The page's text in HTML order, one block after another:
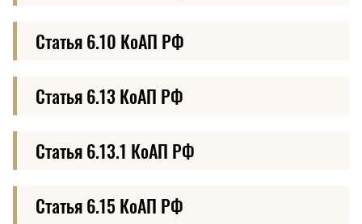
Статья 6.10 КоАП РФ
Статья 6.13 КоАП РФ
Статья 6.13.1 КоАП РФ
Статья 6.15 КоАП РФ